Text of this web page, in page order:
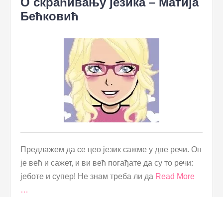
Бећковић
Предлажем да се цео језик сажме у две речи. Он
је већ и сажет, и ви већ погађате да су то речи:
јеботе и супер! Не знам треба ли да Read More
…